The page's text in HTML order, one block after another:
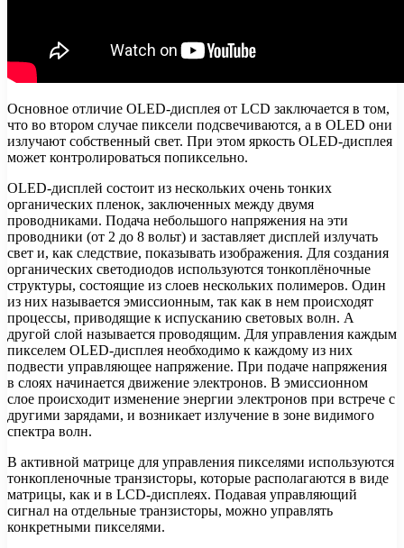
Основное отличие OLED-дисплея от LCD заключается в том,
что во втором случае пиксели подсвечиваются, а в OLED они
излучают собственный свет. При этом яркость OLED-дисплея
может контролироваться попиксельно.
OLED-дисплей состоит из нескольких очень тонких
органических пленок, заключенных между двумя
проводниками. Подача небольшого напряжения на эти
проводники (от 2 до 8 вольт) и заставляет дисплей излучать
свет и, как следствие, показывать изображения. Для создания
органических светодиодов используются тонкоплёночные
структуры, состоящие из слоев нескольких полимеров. Один
из них называется эмиссионным, так как в нем происходят
процессы, приводящие к испусканию световых волн. А
другой слой называется проводящим. Для управления каждым
пикселем OLED-дисплея необходимо к каждому из них
подвести управляющее напряжение. При подаче напряжения
в слоях начинается движение электронов. В эмиссионном
слое происходит изменение энергии электронов при встрече с
другими зарядами, и возникает излучение в зоне видимого
спектра волн.
В активной матрице для управления пикселями используются
тонкопленочные транзисторы, которые располагаются в виде
матрицы, как и в LCD-дисплеях. Подавая управляющий
сигнал на отдельные транзисторы, можно управлять
конкретными пикселями.